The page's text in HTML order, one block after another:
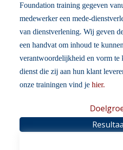
Foundation training gegeven
medewerker een mede-
van dienstverlening. Wij geven
een handvat om inhoud te
verantwoordelijkheid en vorm te
dienst die zij aan hun klant
onze trainingen vind je hier.